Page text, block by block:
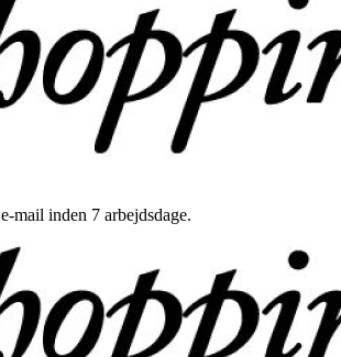
mail inden 7 arbejdsdage.